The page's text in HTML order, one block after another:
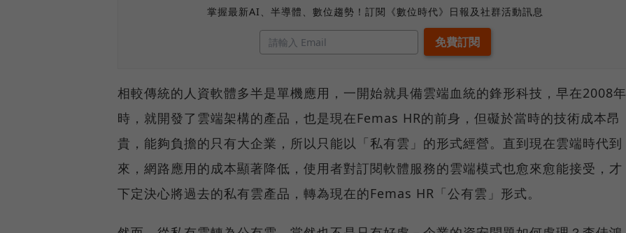
掌握最新AI、半導體、數位趨勢！訂閱《數位時代》日報及社群活動訊息
相較傳統的人資軟體多半是單機應用，一開始就具備雲端血統的鋒形科技，早在2008年
時，就開發了雲端架構的產品，也是現在Femas HR的前身，但礙於當時的技術成本昂
貴，能夠負擔的只有大企業，所以只能以「私有雲」的形式經營。直到現在雲端時代到
來，網路應用的成本顯著降低，使用者對訂閱軟體服務的雲端模式也愈來愈能接受，才
下定決心將過去的私有雲產品，轉為現在的Femas HR「公有雲」形式。